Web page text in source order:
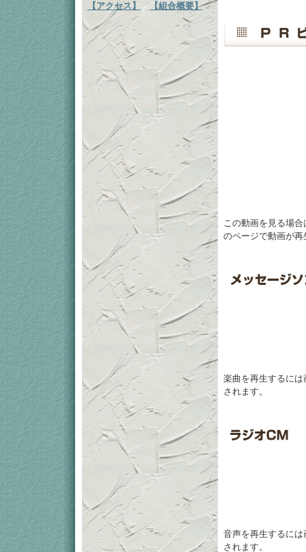
【アクセス】
【組合概要】
この動画を見る場
のページで動画が再
楽曲を再生するに
されます。
音声を再生するに
されます。